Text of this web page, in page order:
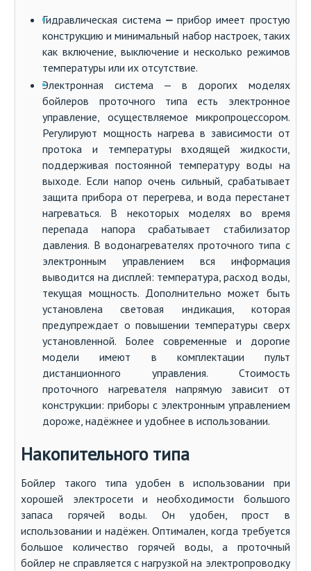
Гидравлическая система—прибор имеет простую
конструкцию и минимальный набор настроек, таких
как включение, выключение и несколько режимов
температуры или их отсутствие.
Электронная система — в дорогих моделях
бойлеров проточного типа есть электронное
управление, осуществляемое микропроцессором.
Регулируют мощность нагрева в зависимости от
протока и температуры входящей жидкости,
поддерживая постоянной температуру воды на
выходе. Если напор очень сильный, срабатывает
защита прибора от перегрева, и вода перестанет
нагреваться. В некоторых моделях во время
перепада напора срабатывает стабилизатор
давления. В водонагревателях проточного типа с
электронным управлением вся информация
выводится на дисплей: температура, расход воды,
текущая мощность. Дополнительно может быть
установлена световая индикация, которая
предупреждает о повышении температуры сверх
установленной. Более современные и дорогие
модели имеют в комплектации пульт
дистанционного управления. Стоимость
проточного нагревателя напрямую зависит от
конструкции: приборы с электронным управлением
дороже, надёжнее и удобнее в использовании.
Накопительного типа
Бойлер такого типа удобен в использовании при
хорошей электросети и необходимости большого
запаса горячей воды. Он удобен, прост в
использовании и надёжен. Оптимален, когда требуется
большое количество горячей воды, а проточный
бойлер не справляется с нагрузкой на электропроводку